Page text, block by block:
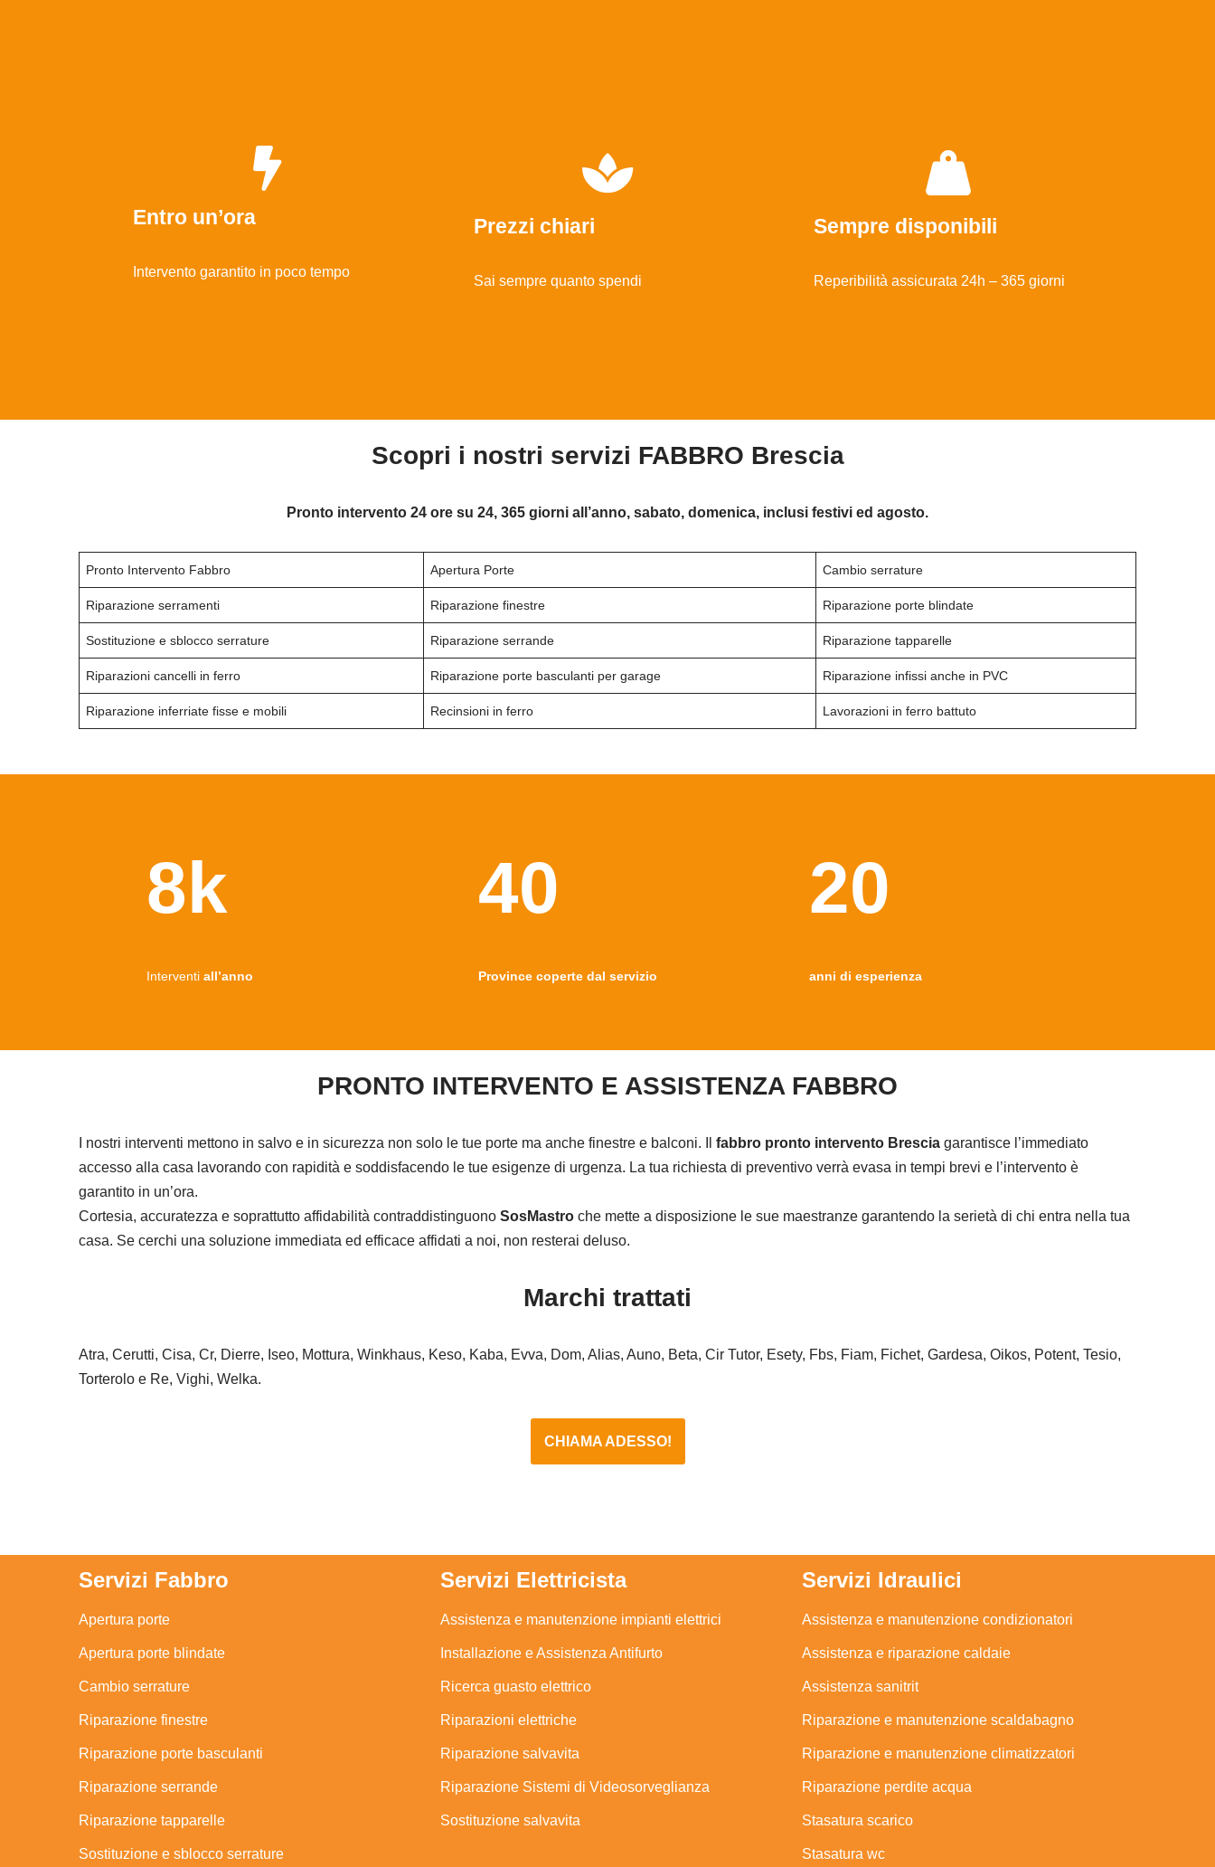
Entro un’ora
Intervento garantito in poco tempo
Prezzi chiari
Sai sempre quanto spendi
Sempre disponibili
Reperibilità assicurata 24h – 365 giorni
Scopri i nostri servizi FABBRO Brescia
Pronto intervento 24 ore su 24, 365 giorni all’anno, sabato, domenica, inclusi festivi ed agosto.
Pronto Intervento Fabbro Apertura Porte Cambio serrature
Riparazione serramenti Riparazione finestre Riparazione porte blindate
Sostituzione e sblocco serrature Riparazione serrande Riparazione tapparelle
Riparazioni cancelli in ferro Riparazione porte basculanti per garage Riparazione infissi anche in PVC
Riparazione inferriate fisse e mobili Recinsioni in ferro Lavorazioni in ferro battuto
8k
Interventi all’anno
40
Province coperte dal servizio
20
anni di esperienza
PRONTO INTERVENTO E ASSISTENZA FABBRO
I nostri interventi mettono in salvo e in sicurezza non solo le tue porte ma anche finestre e balconi. Il fabbro pronto intervento Brescia garantisce l’immediato
accesso alla casa lavorando con rapidità e soddisfacendo le tue esigenze di urgenza. La tua richiesta di preventivo verrà evasa in tempi brevi e l’intervento è
garantito in un’ora.
Cortesia, accuratezza e soprattutto affidabilità contraddistinguono SosMastro che mette a disposizione le sue maestranze garantendo la serietà di chi entra nella tua
casa. Se cerchi una soluzione immediata ed efficace affidati a noi, non resterai deluso.
Marchi trattati
Atra, Cerutti, Cisa, Cr, Dierre, Iseo, Mottura, Winkhaus, Keso, Kaba, Evva, Dom, Alias, Auno, Beta, Cir Tutor, Esety, Fbs, Fiam, Fichet, Gardesa, Oikos, Potent, Tesio,
Torterolo e Re, Vighi, Welka.
CHIAMA ADESSO!
Servizi Fabbro
Apertura porte
Apertura porte blindate
Cambio serrature
Riparazione finestre
Riparazione porte basculanti
Riparazione serrande
Riparazione tapparelle
Sostituzione e sblocco serrature
Servizi Elettricista
Assistenza e manutenzione impianti elettrici
Installazione e Assistenza Antifurto
Ricerca guasto elettrico
Riparazioni elettriche
Riparazione salvavita
Riparazione Sistemi di Videosorveglianza
Sostituzione salvavita
Servizi Idraulici
Assistenza e manutenzione condizionatori
Assistenza e riparazione caldaie
Assistenza sanitrit
Riparazione e manutenzione scaldabagno
Riparazione e manutenzione climatizzatori
Riparazione perdite acqua
Stasatura scarico
Stasatura wc